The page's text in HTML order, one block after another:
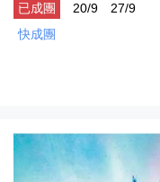
已成團 20/9
27/9
快成團